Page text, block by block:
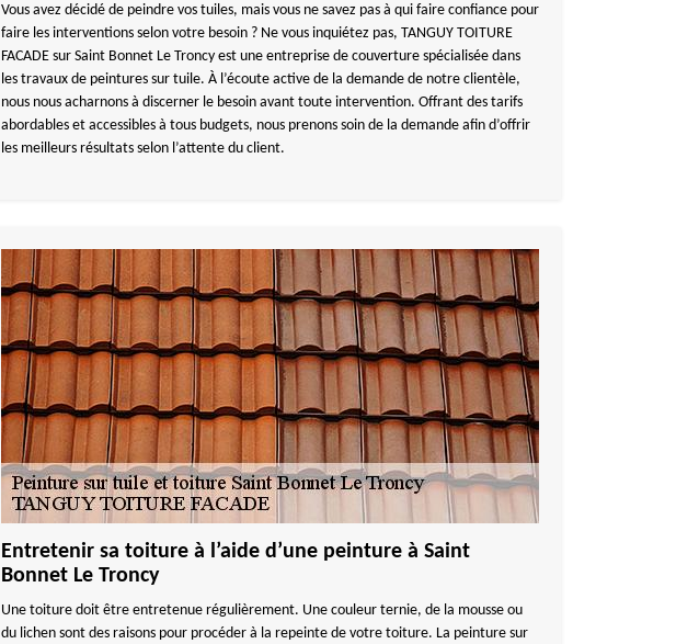
Vous avez décidé de peindre vos tuiles, mais vous ne savez pas à qui faire confiance pour
faire les interventions selon votre besoin ? Ne vous inquiétez pas, TANGUY TOITURE
FACADE sur Saint Bonnet Le Troncy est une entreprise de couverture spécialisée dans
les travaux de peintures sur tuile. À l’écoute active de la demande de notre clientèle,
nous nous acharnons à discerner le besoin avant toute intervention. Offrant des tarifs
abordables et accessibles à tous budgets, nous prenons soin de la demande afin d’offrir
les meilleurs résultats selon l’attente du client.
Entretenir sa toiture à l’aide d’une peinture à Saint
Bonnet Le Troncy
Une toiture doit être entretenue régulièrement. Une couleur ternie, de la mousse ou
du lichen sont des raisons pour procéder à la repeinte de votre toiture. La peinture sur